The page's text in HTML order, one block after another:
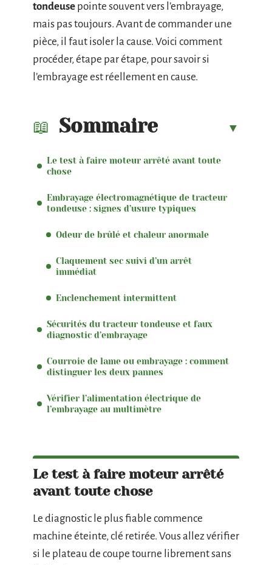
tondeuse pointe souvent vers l’embrayage,
mais pas toujours. Avant de commander une
pièce, il faut isoler la cause. Voici comment
procéder, étape par étape, pour savoir si
l’embrayage est réellement en cause.
Sommaire
Le test à faire moteur arrêté avant toute
chose
Embrayage électromagnétique de tracteur
tondeuse : signes d’usure typiques
Odeur de brûlé et chaleur anormale
Claquement sec suivi d’un arrêt
immédiat
Enclenchement intermittent
Sécurités du tracteur tondeuse et faux
diagnostic d’embrayage
Courroie de lame ou embrayage : comment
distinguer les deux pannes
Vérifier l’alimentation électrique de
l’embrayage au multimètre
Le test à faire moteur arrêté
avant toute chose
Le diagnostic le plus fiable commence
machine éteinte, clé retirée. Vous allez vérifier
si le plateau de coupe tourne librement sans